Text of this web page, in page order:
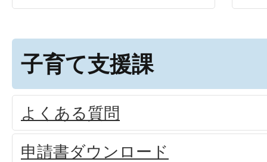
子育て支援課
よくある質問
申請書ダウンロード